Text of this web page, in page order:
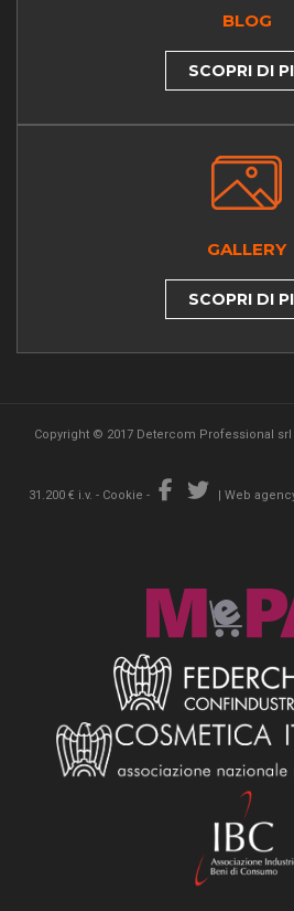
BLOG
SCOPRI DI
GALLERY
SCOPRI DI
Copyright © 2017 Detercom Professional srl -
31.200 € i.v. - Cookie - | Web